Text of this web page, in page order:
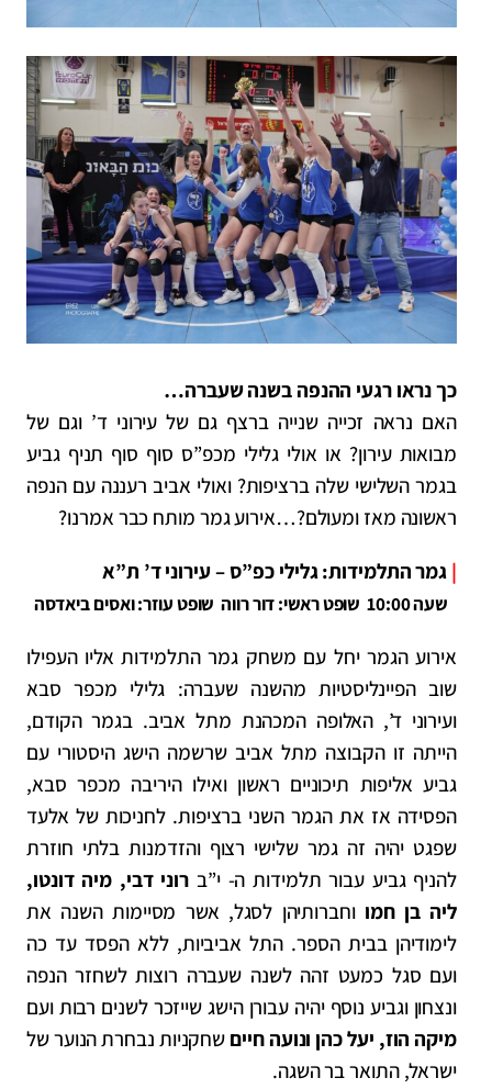
כך נראו רגעי ההנפה בשנה שעברה…
האם נראה זכייה שנייה ברצף גם של עירוני ד’ וגם של
מבואות עירון? או אולי גלילי מכפ”ס סוף סוף תניף גביע
בגמר השלישי שלה ברציפות? ואולי אביב רעננה עם הנפה
ראשונה מאז ומעולם?…אירוע גמר מותח כבר אמרנו?
| גמר התלמידות: גלילי כפ”ס – עירוני ד’ ת”א
שעה 10:00 שופט ראשי: דור רווה שופט עוזר: ואסים ביאדסה
אירוע הגמר יחל עם משחק גמר התלמידות אליו העפילו
שוב הפיינליסטיות מהשנה שעברה: גלילי מכפר סבא
ועירוני ד’, האלופה המכהנת מתל אביב. בגמר הקודם,
הייתה זו הקבוצה מתל אביב שרשמה הישג היסטורי עם
גביע אליפות תיכוניים ראשון ואילו היריבה מכפר סבא,
הפסידה אז את הגמר השני ברציפות. לחניכות של אלעד
שפגט יהיה זה גמר שלישי רצוף והזדמנות בלתי חוזרת
להניף גביע עבור תלמידות ה- י”ב רוני דבי, מיה דונטו,
ליה בן חמו וחברותיהן לסגל, אשר מסיימות השנה את
לימודיהן בבית הספר. התל אביביות, ללא הפסד עד כה
ועם סגל כמעט זהה לשנה שעברה רוצות לשחזר הנפה
ונצחון וגביע נוסף יהיה עבורן הישג שייזכר לשנים רבות ועם
מיקה הוז, יעל כהן ונועה חיים שחקניות נבחרת הנוער של
ישראל, התואר בר השגה.